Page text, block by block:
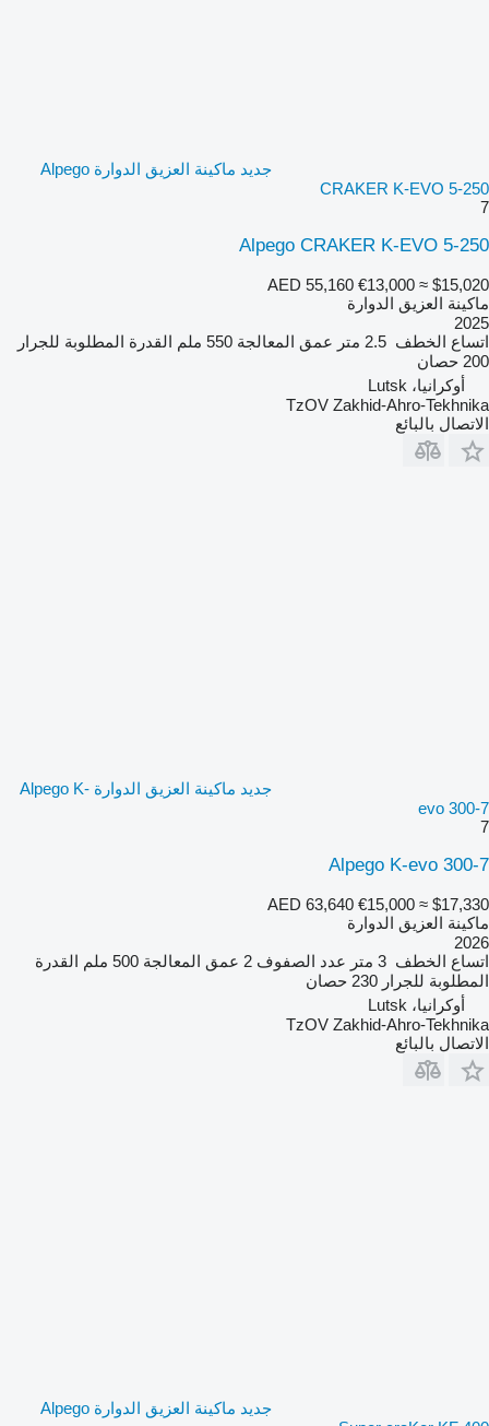
جديد ماكينة العزيق الدوارة Alpego
CRAKER K-EVO 5-250
7
Alpego CRAKER K-EVO 5-250
AED 55,160 €13,000 ≈ $15,020
ماكينة العزيق الدوارة
2025
اتساع الخطف 2.5 متر عمق المعالجة 550 ملم
القدرة المطلوبة للجرار
200 حصان
أوكرانيا، Lutsk
TzOV Zakhid-Ahro-Tekhnika
الاتصال بالبائع
جديد ماكينة العزيق الدوارة Alpego K-
evo 300-7
7
Alpego K-evo 300-7
AED 63,640 €15,000 ≈ $17,330
ماكينة العزيق الدوارة
2026
اتساع الخطف 3 متر عدد الصفوف 2 عمق المعالجة 500 ملم
القدرة
المطلوبة للجرار 230 حصان
أوكرانيا، Lutsk
TzOV Zakhid-Ahro-Tekhnika
الاتصال بالبائع
جديد ماكينة العزيق الدوارة Alpego